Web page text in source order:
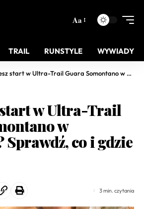
Aa
TRAIL RUNSTYLE WYWIADY
w Ultra-Trail Guara Somontano w Hiszpanii? Sprawdź, co i gdzie zjeść!
w Ultra-Trail
w
co i gdzie
3 min. czytania